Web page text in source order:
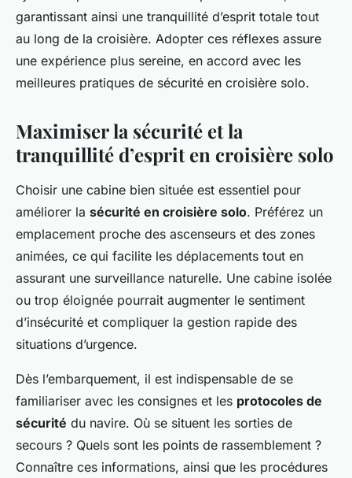
garantissant ainsi une tranquillité d’esprit totale tout
au long de la croisière. Adopter ces réflexes assure
une expérience plus sereine, en accord avec les
meilleures pratiques de sécurité en croisière solo.
Maximiser la sécurité et la
tranquillité d’esprit en croisière solo
Choisir une cabine bien située est essentiel pour
améliorer la sécurité en croisière solo. Préférez un
emplacement proche des ascenseurs et des zones
animées, ce qui facilite les déplacements tout en
assurant une surveillance naturelle. Une cabine isolée
ou trop éloignée pourrait augmenter le sentiment
d’insécurité et compliquer la gestion rapide des
situations d’urgence.
Dès l’embarquement, il est indispensable de se
familiariser avec les consignes et les protocoles de
sécurité du navire. Où se situent les sorties de
secours ? Quels sont les points de rassemblement ?
Connaître ces informations, ainsi que les procédures